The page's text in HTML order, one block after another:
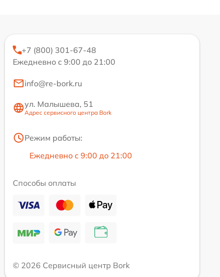
+7 (800) 301-67-48
Ежедневно с 9:00 до 21:00
info@re-bork.ru
ул. Малышева, 51
Адрес сервисного центра Bork
Режим работы:
Ежедневно с 9:00 до 21:00
Способы оплаты
© 2026 Сервисный центр Bork